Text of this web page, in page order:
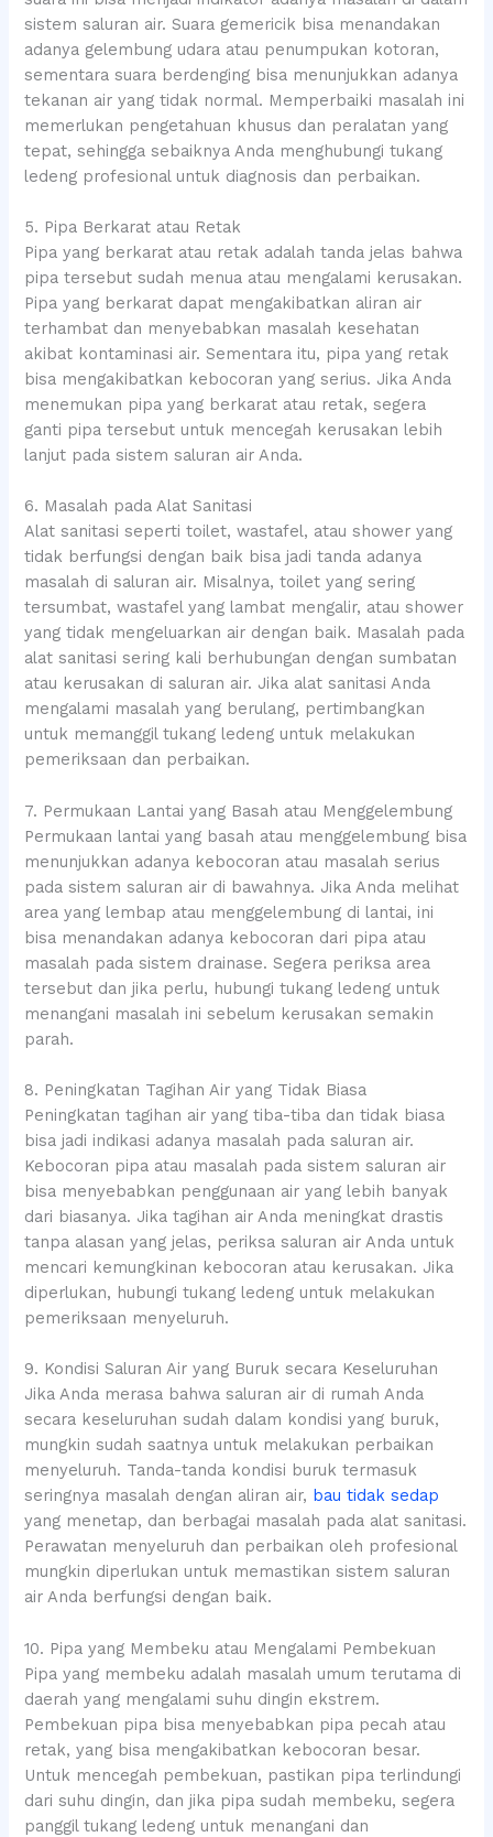
sistem saluran air. Suara gemericik bisa menandakan
adanya gelembung udara atau penumpukan kotoran,
sementara suara berdenging bisa menunjukkan adanya
tekanan air yang tidak normal. Memperbaiki masalah ini
memerlukan pengetahuan khusus dan peralatan yang
tepat, sehingga sebaiknya Anda menghubungi tukang
ledeng profesional untuk diagnosis dan perbaikan.
5. Pipa Berkarat atau Retak
Pipa yang berkarat atau retak adalah tanda jelas bahwa
pipa tersebut sudah menua atau mengalami kerusakan.
Pipa yang berkarat dapat mengakibatkan aliran air
terhambat dan menyebabkan masalah kesehatan
akibat kontaminasi air. Sementara itu, pipa yang retak
bisa mengakibatkan kebocoran yang serius. Jika Anda
menemukan pipa yang berkarat atau retak, segera
ganti pipa tersebut untuk mencegah kerusakan lebih
lanjut pada sistem saluran air Anda.
6. Masalah pada Alat Sanitasi
Alat sanitasi seperti toilet, wastafel, atau shower yang
tidak berfungsi dengan baik bisa jadi tanda adanya
masalah di saluran air. Misalnya, toilet yang sering
tersumbat, wastafel yang lambat mengalir, atau shower
yang tidak mengeluarkan air dengan baik. Masalah pada
alat sanitasi sering kali berhubungan dengan sumbatan
atau kerusakan di saluran air. Jika alat sanitasi Anda
mengalami masalah yang berulang, pertimbangkan
untuk memanggil tukang ledeng untuk melakukan
pemeriksaan dan perbaikan.
7. Permukaan Lantai yang Basah atau Menggelembung
Permukaan lantai yang basah atau menggelembung bisa
menunjukkan adanya kebocoran atau masalah serius
pada sistem saluran air di bawahnya. Jika Anda melihat
area yang lembap atau menggelembung di lantai, ini
bisa menandakan adanya kebocoran dari pipa atau
masalah pada sistem drainase. Segera periksa area
tersebut dan jika perlu, hubungi tukang ledeng untuk
menangani masalah ini sebelum kerusakan semakin
parah.
8. Peningkatan Tagihan Air yang Tidak Biasa
Peningkatan tagihan air yang tiba-tiba dan tidak biasa
bisa jadi indikasi adanya masalah pada saluran air.
Kebocoran pipa atau masalah pada sistem saluran air
bisa menyebabkan penggunaan air yang lebih banyak
dari biasanya. Jika tagihan air Anda meningkat drastis
tanpa alasan yang jelas, periksa saluran air Anda untuk
mencari kemungkinan kebocoran atau kerusakan. Jika
diperlukan, hubungi tukang ledeng untuk melakukan
pemeriksaan menyeluruh.
9. Kondisi Saluran Air yang Buruk secara Keseluruhan
Jika Anda merasa bahwa saluran air di rumah Anda
secara keseluruhan sudah dalam kondisi yang buruk,
mungkin sudah saatnya untuk melakukan perbaikan
menyeluruh. Tanda-tanda kondisi buruk termasuk
seringnya masalah dengan aliran air, bau tidak sedap
yang menetap, dan berbagai masalah pada alat sanitasi.
Perawatan menyeluruh dan perbaikan oleh profesional
mungkin diperlukan untuk memastikan sistem saluran
air Anda berfungsi dengan baik.
10. Pipa yang Membeku atau Mengalami Pembekuan
Pipa yang membeku adalah masalah umum terutama di
daerah yang mengalami suhu dingin ekstrem.
Pembekuan pipa bisa menyebabkan pipa pecah atau
retak, yang bisa mengakibatkan kebocoran besar.
Untuk mencegah pembekuan, pastikan pipa terlindungi
dari suhu dingin, dan jika pipa sudah membeku, segera
panggil tukang ledeng untuk menangani dan